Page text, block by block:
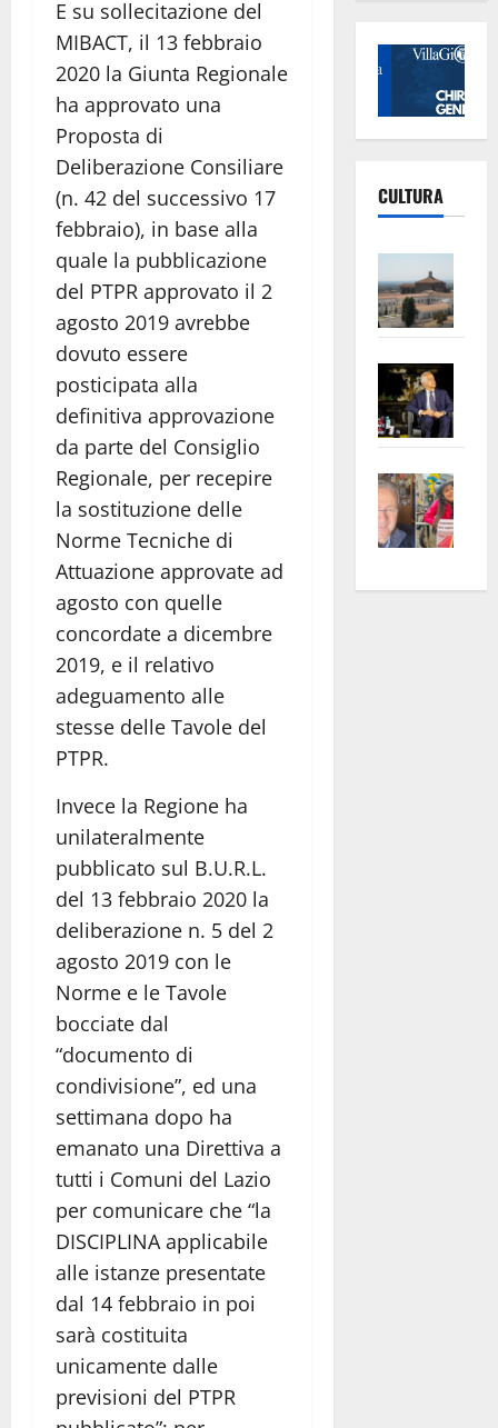
E su sollecitazione del
MIBACT, il 13 febbraio
2020 la Giunta Regionale
ha approvato una
Proposta di
Deliberazione Consiliare
(n. 42 del successivo 17
febbraio), in base alla
quale la pubblicazione
del PTPR approvato il 2
agosto 2019 avrebbe
dovuto essere
posticipata alla
definitiva approvazione
da parte del Consiglio
Regionale, per recepire
la sostituzione delle
Norme Tecniche di
Attuazione approvate ad
agosto con quelle
concordate a dicembre
2019, e il relativo
adeguamento alle
stesse delle Tavole del
PTPR.
Invece la Regione ha
unilateralmente
pubblicato sul B.U.R.L.
del 13 febbraio 2020 la
deliberazione n. 5 del 2
agosto 2019 con le
Norme e le Tavole
bocciate dal
“documento di
condivisione”, ed una
settimana dopo ha
emanato una Direttiva a
tutti i Comuni del Lazio
per comunicare che “la
DISCIPLINA applicabile
alle istanze presentate
dal 14 febbraio in poi
sarà costituita
unicamente dalle
previsioni del PTPR
CULTURA
euro
apre